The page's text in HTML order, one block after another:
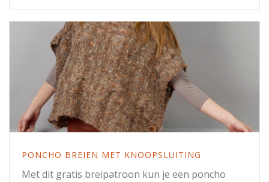
PONCHO BREIEN MET KNOOPSLUITING
Met dit gratis breipatroon kun je een poncho